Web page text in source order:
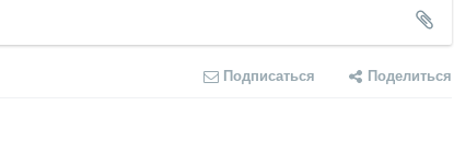
Подписаться Поделиться